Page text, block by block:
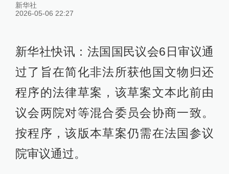
新华社
2026-05-06 22:27
新华社快讯：法国国民议会6日审议通
过了旨在简化非法所获他国文物归还
程序的法律草案，该草案文本此前由
议会两院对等混合委员会协商一致。
按程序，该版本草案仍需在法国参议
院审议通过。